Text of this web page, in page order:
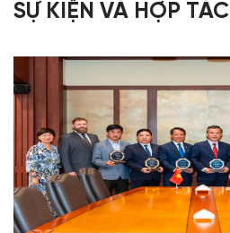
SỰ KIỆN VÀ HỢP TÁC